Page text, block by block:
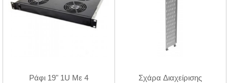
Ράφι 19" 1U Με 4
Σχάρα Διαχείρισης